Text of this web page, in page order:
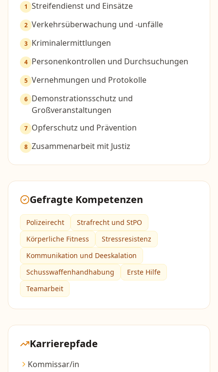
1 Streifendienst und Einsätze
2 Verkehrsüberwachung und -unfälle
3 Kriminalermittlungen
4 Personenkontrollen und Durchsuchungen
5 Vernehmungen und Protokolle
6 Demonstrationsschutz und
Großveranstaltungen
7 Opferschutz und Prävention
8 Zusammenarbeit mit Justiz
Gefragte Kompetenzen
Polizeirecht
Strafrecht und StPO
Körperliche Fitness
Stressresistenz
Kommunikation und Deeskalation
Schusswaffenhandhabung
Erste Hilfe
Teamarbeit
Karrierepfade
Kommissar/in